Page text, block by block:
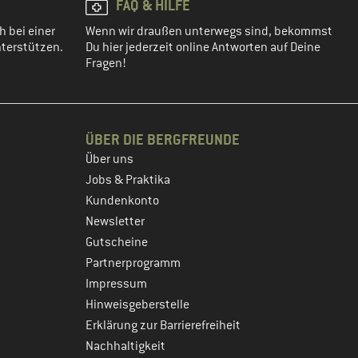
bei einer
FAQ & HILFE
Wenn wir draußen unterwegs sind, bekommst
Du hier jederzeit online Antworten auf Deine
Fragen!
ÜBER DIE BERGFREUNDE
Über uns
Jobs & Praktika
Kundenkonto
Newsletter
Gutscheine
Partnerprogramm
Impressum
Hinweisgeberstelle
Erklärung zur Barrierefreiheit
Nachhaltigkeit